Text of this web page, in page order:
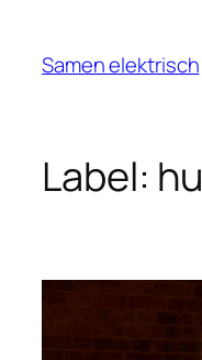
Samen elektrisch
Label: